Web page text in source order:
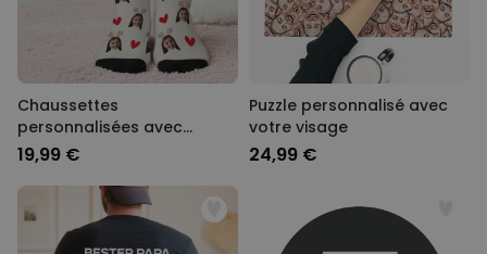
Chaussettes
personnalisées avec
visage et oreilles de lapin
19,99 €
Puzzle personnalisé avec
votre visage
24,99 €